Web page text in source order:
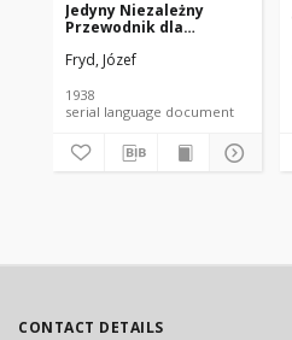
Jedyny Niezależny
Przewodnik dla
nr 5 (1938)
Fryd, Józef
1938
serial language document
CONTACT DETAILS